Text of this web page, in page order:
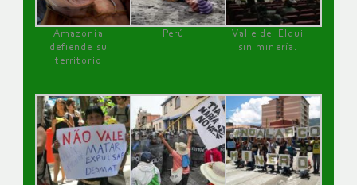
Amazonía
defiende su
territorio
Perú
Valle del Elqui
sin minería.